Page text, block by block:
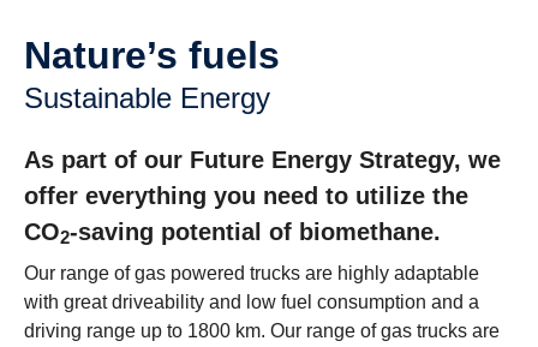
Nature’s fuels
sustainable Energy
As part of our Future Energy Strategy, we
offer everything you need to utilize the
CO2-saving potential of biomethane.
Our range of gas powered trucks are highly adaptable
with great driveability and low fuel consumption and a
driving range up to 1800 km. Our range of gas trucks are